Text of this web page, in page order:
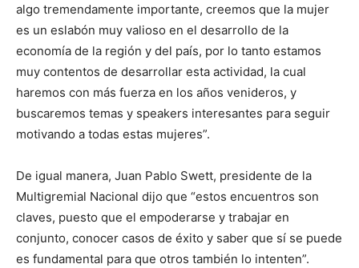
algo tremendamente importante, creemos que la mujer
es un eslabón muy valioso en el desarrollo de la
economía de la región y del país, por lo tanto estamos
muy contentos de desarrollar esta actividad, la cual
haremos con más fuerza en los años venideros, y
buscaremos temas y speakers interesantes para seguir
motivando a todas estas mujeres”.
De igual manera, Juan Pablo Swett, presidente de la
Multigremial Nacional dijo que “estos encuentros son
claves, puesto que el empoderarse y trabajar en
conjunto, conocer casos de éxito y saber que sí se puede
es fundamental para que otros también lo intenten”.